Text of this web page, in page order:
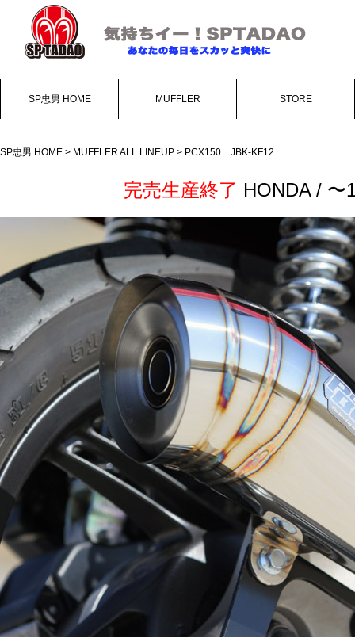
SP忠男 HOME MUFFLER STORE
SP忠男 HOME > MUFFLER ALL LINEUP > PCX150 JBK-KF12
完売生産終了 HONDA / 〜